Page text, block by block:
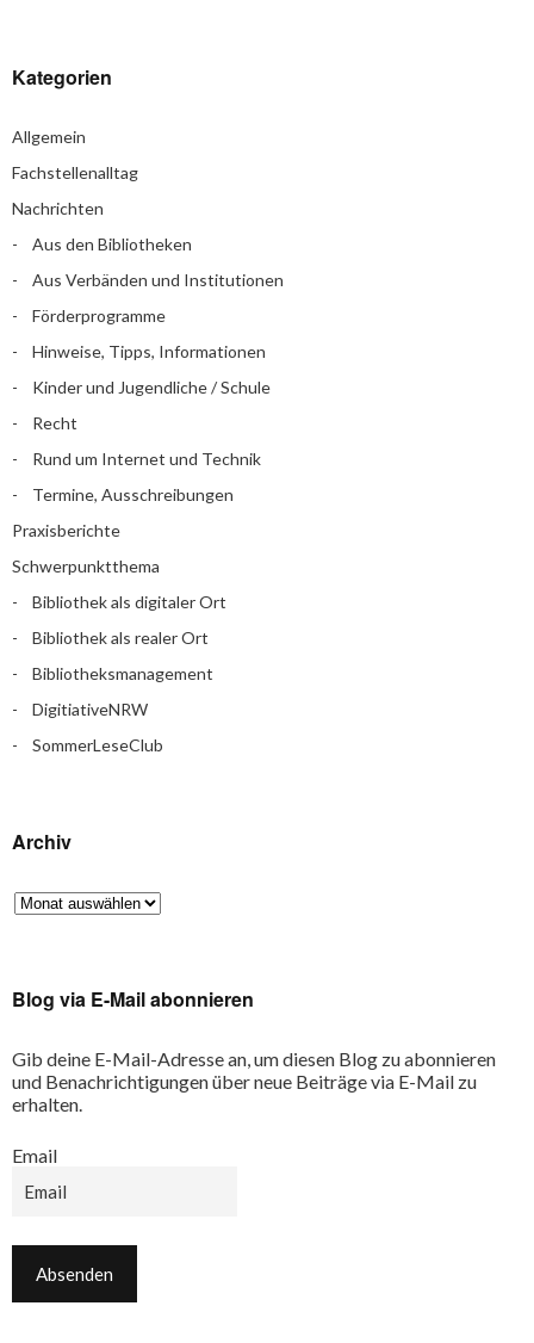
Kategorien
Allgemein
Fachstellenalltag
Nachrichten
Aus den Bibliotheken
Aus Verbänden und Institutionen
Förderprogramme
Hinweise, Tipps, Informationen
Kinder und Jugendliche / Schule
Recht
Rund um Internet und Technik
Termine, Ausschreibungen
Praxisberichte
Schwerpunktthema
Bibliothek als digitaler Ort
Bibliothek als realer Ort
Bibliotheksmanagement
DigitiativeNRW
SommerLeseClub
Archiv
Blog via E-Mail abonnieren
Gib deine E-Mail-Adresse an, um diesen Blog zu abonnieren
und Benachrichtigungen über neue Beiträge via E-Mail zu
erhalten.
Email